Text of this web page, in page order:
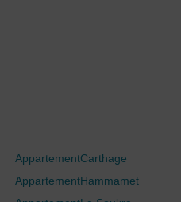
AppartementCarthage
AppartementHammamet